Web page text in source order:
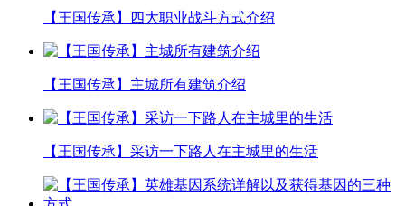
【王国传承】四大职业战斗方式介绍
【王国传承】主城所有建筑介绍
【王国传承】采访一下路人在主城里的生活